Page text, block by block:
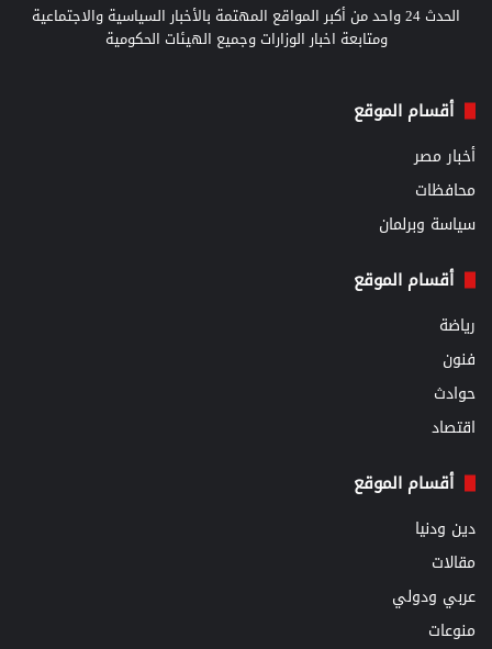
الحدث 24 واحد من أكبر المواقع المهتمة بالأخبار السياسية والاجتماعية
ومتابعة اخبار الوزارات وجميع الهيئات الحكومية
أقسام الموقع
أخبار مصر
محافظات
سياسة وبرلمان
أقسام الموقع
رياضة
فنون
حوادث
اقتصاد
أقسام الموقع
دين ودنيا
مقالات
عربي ودولي
منوعات